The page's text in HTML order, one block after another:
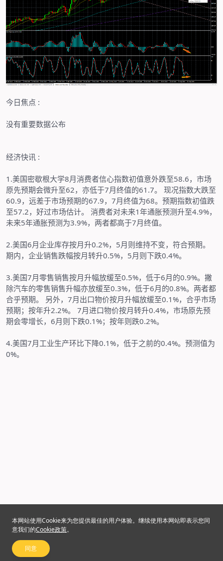
今日焦点 :
没有重要数据公布
经济快讯 :
1.美国密歇根大学8月消费者信心指数初值意外跌至58.6，市场
原先预期会微升至62，亦低于7月终值的61.7。
现况指数大跌至
60.9，远差于市场预期的67.9， 7月终值为68。预期指数初值跌
至57.2，好过市场估计。 消费者对未来1年通胀预测升至4.9%，
未来5年通胀预测为3.9%，两者都高于7月终值。
2.美国6月企业库存按月升0.2%， 5月则维持不变，符合预期。
期内，企业销售跌幅按月转升0.5%， 5月则下跌0.4%。
3.美国7月零售销售按月升幅放缓至0.5%，低于6月的0.9%。撇
除汽车的零售销售升幅亦放缓至0.3%，低于6月的0.8%。两者都
合乎预期。
另外， 7月出口物价按月升幅放缓至0.1%，合乎市场
预期；按年升2.2%。 7月进口物价按月转升0.4%，市场原先预
期会零增长， 6月则下跌0.1%；按年则跌0.2%。
4.美国7月工业生产环比下降0.1%，低于之前的0.4%。预测值为
0%。
本网站使用Cookie来为您提供最佳的用户体验。继续使用本网站即表示您同
意我们的Cookie政策。
同意